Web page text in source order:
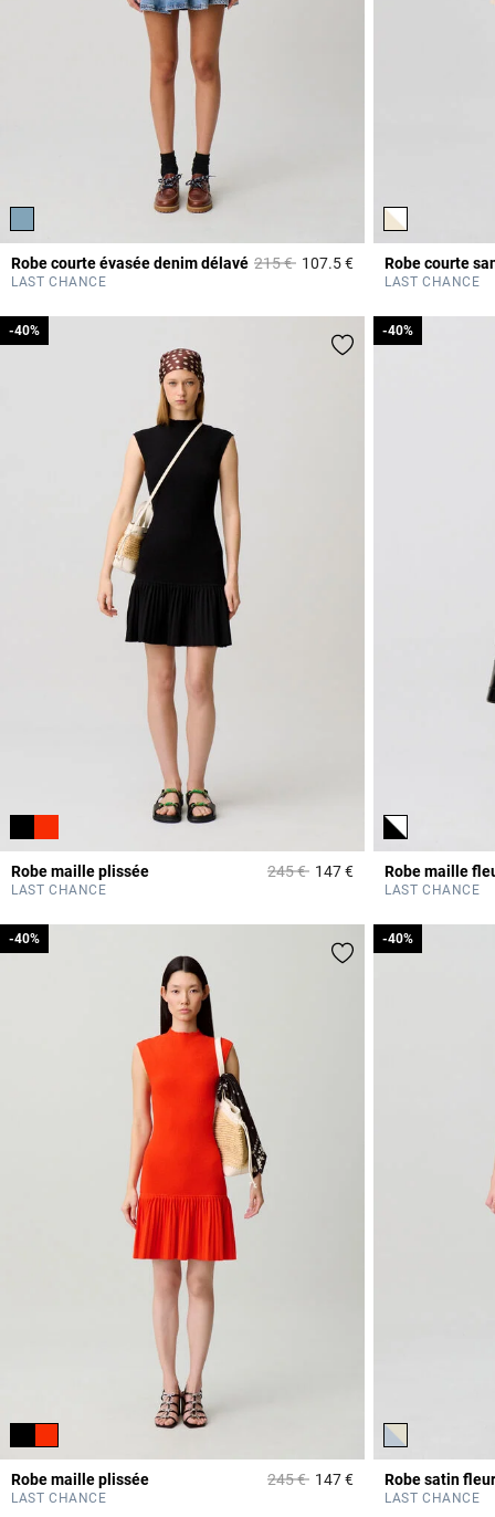
Robe courte évasée denim délavé Prix réduit à partir de
215 €à107.5 €4,2 out of 5
LAST CHANCE
Robe courte
LAST CHANCE
Robe maille plissée Prix réduit à partir de
245 €à
-40%
147 €5 out of 5 Customer
LAST CHANCE
-40%
Robe maille
-40%
LAST CHANCE
-40%
Robe maille plissée Prix réduit à partir de
245 €à
-40%
147 €5 out of 5 Customer
LAST CHANCE
-40%
Robe satin
-40%
LAST CHANCE
-40%